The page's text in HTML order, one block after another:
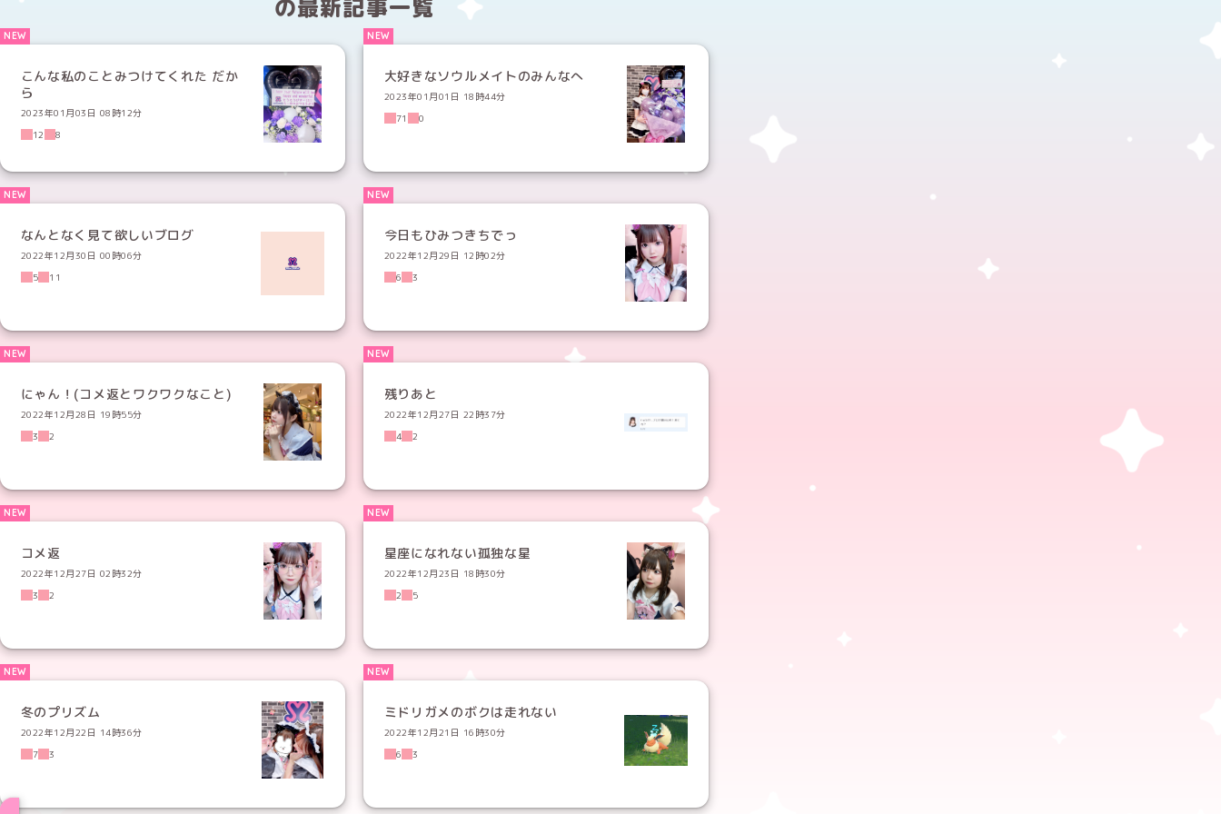
の最新記事一覧
こんな私のことみつけてくれた だか
ら
2023年01月03日 08時12分
12
8
大好きなソウルメイトのみんなへ
2023年01月01日 18時44分
71
0
なんとなく見て欲しいブログ
2022年12月30日 00時06分
5
11
今日もひみつきちでっ
2022年12月29日 12時02分
6
3
にゃん！(コメ返とワクワクなこと)
2022年12月28日 19時55分
3
2
残りあと
2022年12月27日 22時37分
4
2
コメ返
2022年12月27日 02時32分
3
2
星座になれない孤独な星
2022年12月23日 18時30分
2
5
冬のプリズム
2022年12月22日 14時36分
7
3
ミドリガメのボクは走れない
2022年12月21日 16時30分
6
3